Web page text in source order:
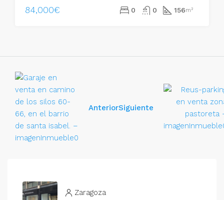
84,000€ 0 0 156m²
AnteriorSiguiente
Zaragoza